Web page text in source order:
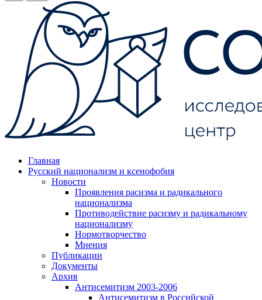
Главная
Русский национализм и ксенофобия
Новости
Проявления расизма и радикального
национализма
Противодействие расизму и радикальному
национализму
Нормотворчество
Мнения
Публикации
Документы
Архив
Антисемитизм 2003-2006
Антисемитизм в Российской